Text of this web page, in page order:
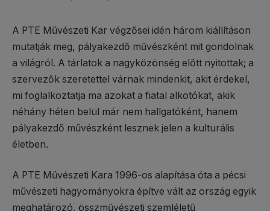
A PTE Művészeti Kar végzősei idén három kiállításon
mutatják meg, pályakezdő művészként mit gondolnak
a világról. A tárlatok a nagyközönség előtt nyitottak; a
szervezők szeretettel várnak mindenkit, akit érdekel,
mi foglalkoztatja ma azokat a fiatal alkotókat, akik
néhány héten belül már nem hallgatóként, hanem
pályakezdő művészként lesznek jelen a kulturális
életben.
A PTE Művészeti Kara 1996-os alapítása óta a pécsi
művészeti hagyományokra építve vált az ország egyik
meghatározó, összművészeti szemléletű